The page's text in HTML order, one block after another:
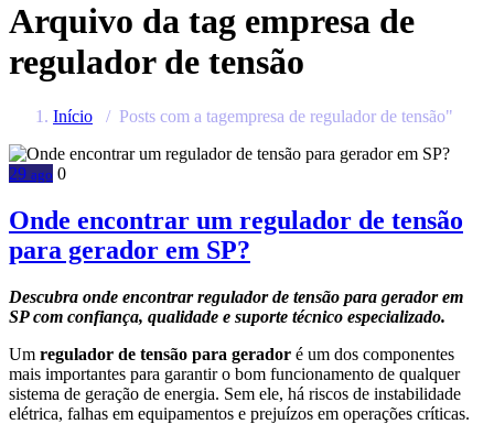
Arquivo da tag empresa de
regulador de tensão
Início / Posts com a tagempresa de regulador de tensão"
29 ago 0
Onde encontrar um regulador de tensão
para gerador em SP?
Descubra onde encontrar regulador de tensão para gerador em
SP com confiança, qualidade e suporte técnico especializado.
Um regulador de tensão para gerador é um dos componentes
mais importantes para garantir o bom funcionamento de qualquer
sistema de geração de energia. Sem ele, há riscos de instabilidade
elétrica, falhas em equipamentos e prejuízos em operações críticas.